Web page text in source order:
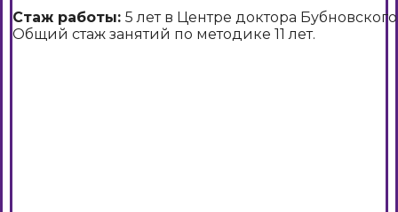
Стаж работы: 5 лет в Центре доктора
Общий стаж занятий по методике 11 лет.